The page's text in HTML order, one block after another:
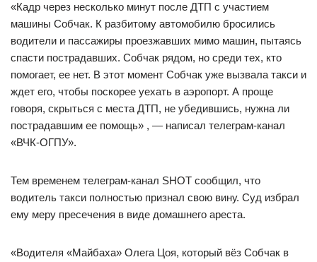
«Кадр через несколько минут после ДТП с участием
машины Собчак. К разбитому автомобилю бросились
водители и пассажиры проезжавших мимо машин, пытаясь
спасти пострадавших. Собчак рядом, но среди тех, кто
помогает, ее нет. В этот момент Собчак уже вызвала такси и
ждет его, чтобы поскорее уехать в аэропорт. А проще
говоря, скрыться с места ДТП, не убедившись, нужна ли
пострадавшим ее помощь» , — написал телеграм-канал
«ВЧК-ОГПУ».
Тем временем телеграм-канал SHOT сообщил, что
водитель такси полностью признал свою вину. Суд избрал
ему меру пресечения в виде домашнего ареста.
«Водителя «Майбаха» Олега Цоя, который вёз Собчак в